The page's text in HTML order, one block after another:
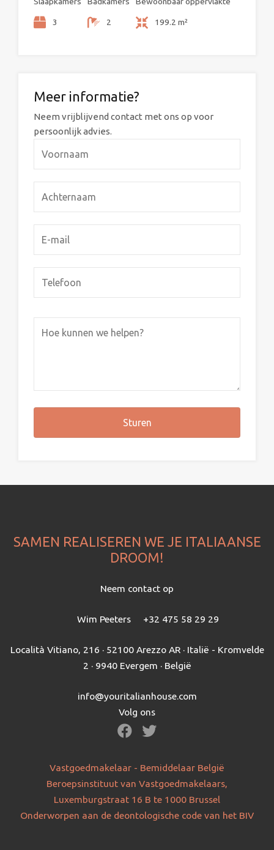
3 2 199.2 m²
Meer informatie?
Neem vrijblijvend contact met ons op voor
persoonlijk advies.
SAMEN REALISEREN WE JE ITALIAANSE
DROOM!
Neem contact op
Wim Peeters +32 475 58 29 29
Località Vitiano, 216 · 52100 Arezzo AR · Italië - Kromvelde
2 · 9940 Evergem · België
info@youritalianhouse.com
Volg ons
Vastgoedmakelaar - Bemiddelaar België
Beroepsinstituut van Vastgoedmakelaars,
Luxemburgstraat 16 B te 1000 Brussel
Onderworpen aan de deontologische code van het BIV